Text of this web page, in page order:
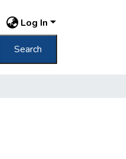
Log In
Search